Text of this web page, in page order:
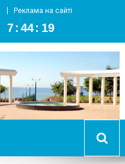
Реклама на сайті
7 : 44 : 20
Южный